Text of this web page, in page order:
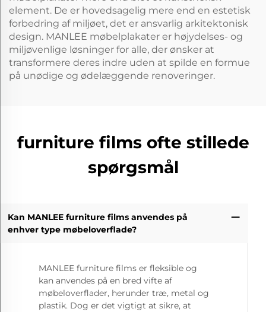
element. De er hovedsagelig mere end en estetisk
forbedring af miljøet, det er ansvarlig arkitektonisk
design. MANLEE møbelplakater er højydelses- og
miljøvenlige løsninger for alle, der ønsker at
transformere deres indre uden at spilde en formue
på unødige og ødelæggende renoveringer.
furniture films ofte stillede
spørgsmål
Kan MANLEE furniture films anvendes på
enhver type møbeloverflade?
MANLEE furniture films er fleksible og
kan anvendes på en bred vifte af
møbeloverflader, herunder træ, metal og
plastik. Dog er det vigtigt at sikre, at